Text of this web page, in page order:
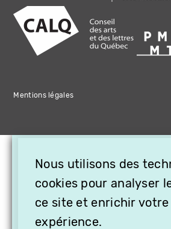
Mentions légales
Nous utilisons des
cookies pour analyser
ce site et enrichir votre
expérience.
OFFREZ LA
CADEAU,
PROCHES À